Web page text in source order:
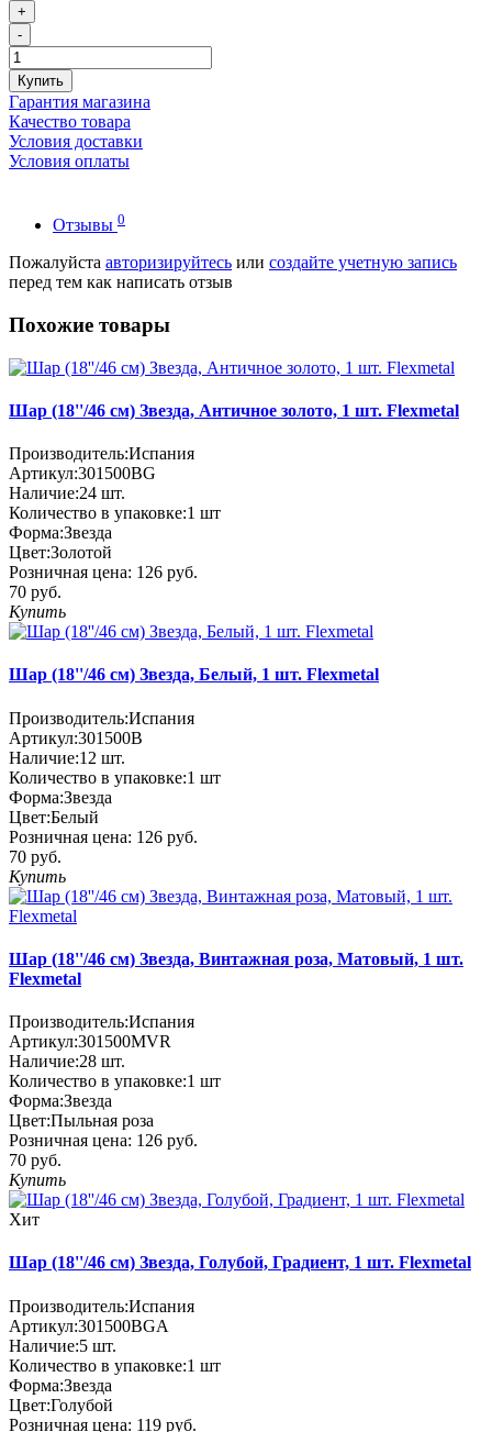
+
-
Купить
Гарантия магазина
Качество товара
Условия доставки
Условия оплаты
Отзывы 0
Пожалуйста авторизируйтесь или создайте учетную запись
перед тем как написать отзыв
Похожие товары
Шар (18''/46 см) Звезда, Античное золото, 1 шт. Flexmetal
Производитель:Испания
Артикул:301500BG
Наличие:24 шт.
Количество в упаковке:1 шт
Форма:Звезда
Цвет:Золотой
Розничная цена: 126 руб.
70 руб.
Купить
Шар (18''/46 см) Звезда, Белый, 1 шт. Flexmetal
Производитель:Испания
Артикул:301500B
Наличие:12 шт.
Количество в упаковке:1 шт
Форма:Звезда
Цвет:Белый
Розничная цена: 126 руб.
70 руб.
Купить
Шар (18''/46 см) Звезда, Винтажная роза, Матовый, 1 шт.
Flexmetal
Производитель:Испания
Артикул:301500MVR
Наличие:28 шт.
Количество в упаковке:1 шт
Форма:Звезда
Цвет:Пыльная роза
Розничная цена: 126 руб.
70 руб.
Купить
Хит
Шар (18''/46 см) Звезда, Голубой, Градиент, 1 шт. Flexmetal
Производитель:Испания
Артикул:301500BGA
Наличие:5 шт.
Количество в упаковке:1 шт
Форма:Звезда
Цвет:Голубой
Розничная цена: 119 руб.